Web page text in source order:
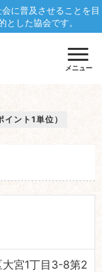
に普及させることを目
した協会です。
メニュー
ント1単位）
宮1丁目3-8第2